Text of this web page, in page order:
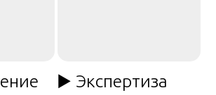
▶️ Экспертиза